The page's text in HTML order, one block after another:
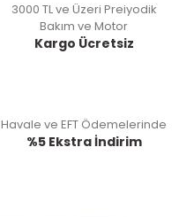
3000 TL ve Üzeri Preiyodik
Bakım ve Motor
Kargo Ücretsiz
Havale ve EFT Ödemelerinde
%5 Ekstra İndirim